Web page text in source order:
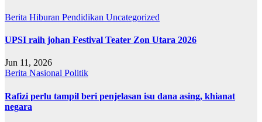
Berita Hiburan Pendidikan Uncategorized
UPSI raih johan Festival Teater Zon Utara 2026
Jun 11, 2026
Berita Nasional Politik
Rafizi perlu tampil beri penjelasan isu dana asing, khianat
negara